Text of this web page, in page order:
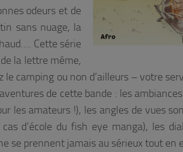
odeurs et de
sans nuage, la
Cette série
la lettre même,
camping ou non d’ailleurs – votre
de cette bande : les
les amateurs !), les angles de vues
d’école du fish eye manga), les
se prennent jamais au sérieux tout en